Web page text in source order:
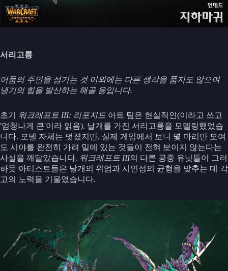
서리고룡
어둠의 주인을 섬기는 것 이외에는 다른 생각을 품지도 않으며
냉기의 힘을 발산하는 해골 용입니다.
초기 워크래프트 III: 리포지드 아트 팀은 현실적인(이라고 쓰고
'엄청나게 큰'이라 읽음). 날개를 가진 서리고룡을 모델링했었습
니다. 모델 자체는 멋졌지만, 실제 게임에서 보니 몇 마리만 모여
도 시야를 완전히 가려 밑에 있는 것들이 전혀 보이지 않는다는
사실을 깨달았습니다. 워크래프트 III의 다른 공중 유닛들이 그러
하듯 아티스트들은 날개의 위엄과 시인성의 균형을 맞추는 데 각
고의 노력을 기울였습니다.